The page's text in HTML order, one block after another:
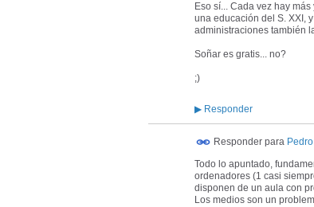
Eso sí... Cada vez hay
una educación del S. XXI,
administraciones también
Soñar es gratis... no?
;)
▶ Responder
Responder para Pedro
Todo lo apuntado,
ordenadores (1 casi
disponen de un aula con
Los medios son un